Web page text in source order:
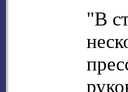
"В